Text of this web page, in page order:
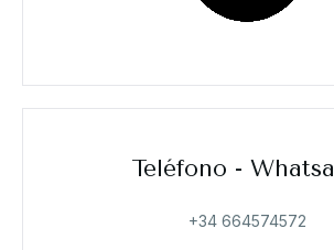
Teléfono -
+34 664574572